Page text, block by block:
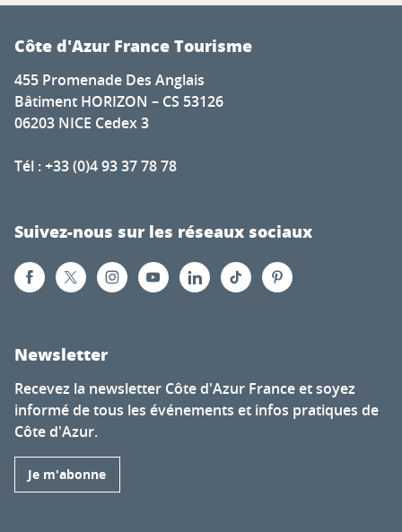
Côte d'Azur France Tourisme
455 Promenade Des Anglais
Bâtiment HORIZON – CS 53126
06203 NICE Cedex 3
Tél : +33 (0)4 93 37 78 78
Suivez-nous sur les réseaux sociaux
Newsletter
Recevez la newsletter Côte d'Azur France et soyez
informé de tous les événements et infos pratiques de
Côte d'Azur.
Je m'abonne